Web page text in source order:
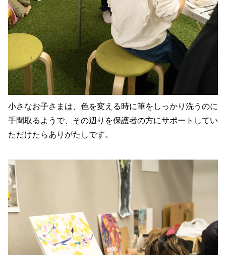
小さなお子さまは、色を変える時に筆をしっかり洗うのに
手間取るようで、その辺りを保護者の方にサポートしてい
ただけたらありがたしです。